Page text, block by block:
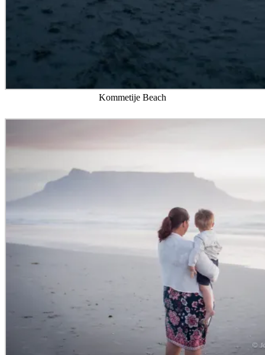
Kommetije Beach